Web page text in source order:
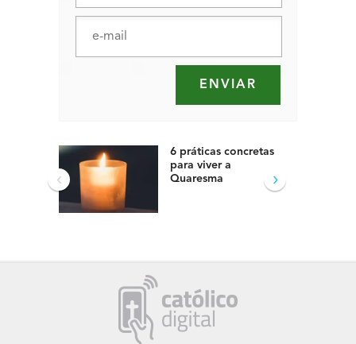
6 práticas concretas
para viver a
Quaresma
‹ ›